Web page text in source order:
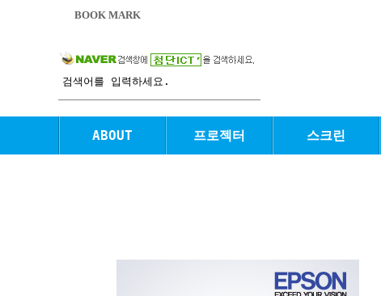
BOOK MARK
ABOUT 프로젝터 스크린